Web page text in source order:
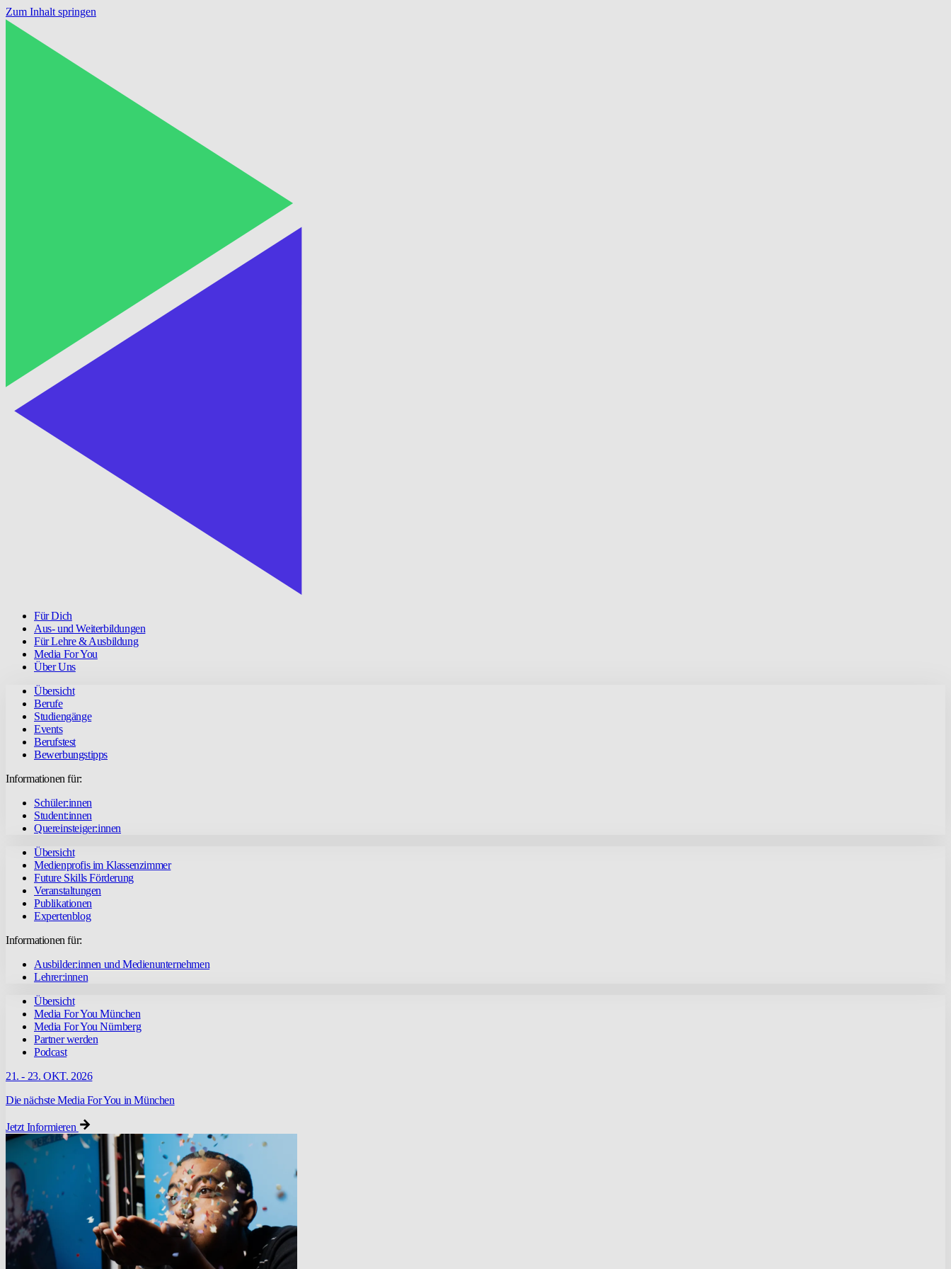
Zum Inhalt springen
Für Dich
Aus- und Weiterbildungen
Für Lehre & Ausbildung
Media For You
Über Uns
Übersicht
Berufe
Studiengänge
Events
Berufstest
Bewerbungstipps
Informationen für:
Schüler:innen
Student:innen
Quereinsteiger:innen
Übersicht
Medienprofis im Klassenzimmer
Future Skills Förderung
Veranstaltungen
Publikationen
Expertenblog
Informationen für:
Ausbilder:innen und Medienunternehmen
Lehrer:innen
Übersicht
Media For You München
Media For You Nürnberg
Partner werden
Podcast
21. - 23. OKT. 2026
Die nächste Media For You in München
Jetzt Informieren